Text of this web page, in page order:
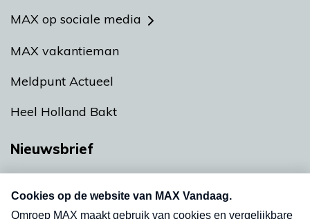
MAX op sociale media
MAX vakantieman
Meldpunt Actueel
Heel Holland Bakt
Nieuwsbrief
nieuwsbrief. Elke vrijdag- en dinsdagochtend in
uw mailbox.